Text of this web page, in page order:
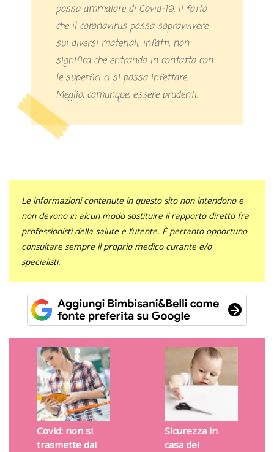
possa ammalare di Covid-19. Il fatto
che il coronavirus possa sopravvivere
sui diversi materiali, infatti, non
significa che entrando in contatto con
le superfici ci si possa infettare.
Meglio, comunque, essere prudenti.
Le informazioni contenute in questo sito non intendono e
non devono in alcun modo sostituire il rapporto diretto fra
professionisti della salute e l’utente. È pertanto opportuno
consultare sempre il proprio medico curante e/o
specialisti.
Covid: non si
trasmette dai
Sicurezza in
casa dei